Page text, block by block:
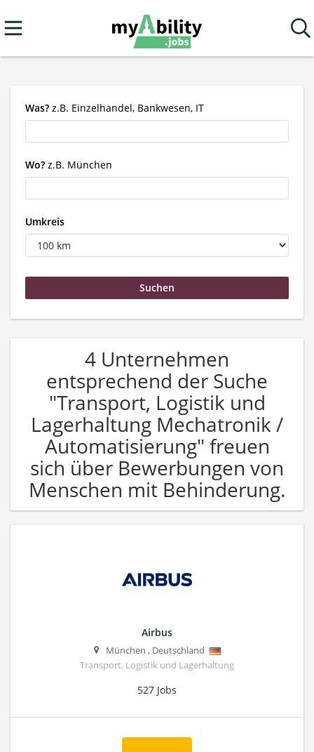
Was? z.B. Einzelhandel, Bankwesen, IT
Wo? z.B. München
Umkreis
4 Unternehmen
entsprechend der Suche
"Transport, Logistik und
Lagerhaltung Mechatronik /
Automatisierung" freuen
sich über Bewerbungen von
Menschen mit Behinderung.
Airbus
München , Deutschland
Transport, Logistik und Lagerhaltung
527 Jobs